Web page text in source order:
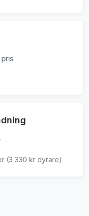
(3 330 kr dyrare)